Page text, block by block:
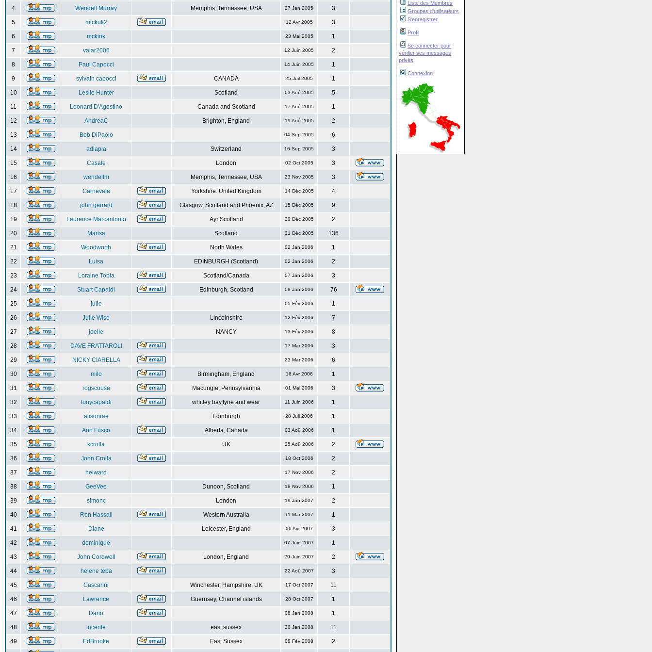
Liste des Membres
Groupes d'utilisateurs
S'enregistrer
Profil
Se connecter pour
vérifier ses messages
privés
Connexion
4 Wendell Murray Memphis, Tennessee, USA 27 Jan 2005 3
5 mickuk2 12 Avr 2005 3
6 mckink 23 Mai 2005 1
7 valar2006 12 Juin 2005 2
8 Paul Capocci 14 Juin 2005 1
9 sylvain capocci CANADA 25 Juil 2005 1
10 Leslie Hunter Scotland 03 Aoû 2005 5
11 Leonard D'Agostino Canada and Scotland 17 Aoû 2005 1
12 AndreaC Brighton, England 19 Aoû 2005 2
13 Bob DiPaolo 04 Sep 2005 6
14 adiapia Switzerland 16 Sep 2005 3
15 Casale London 02 Oct 2005 3
16 wendellm Memphis, Tennessee, USA 23 Nov 2005 3
17 Carnevale Yorkshire. United Kingdom 14 Déc 2005 4
18 john gerrard Glasgow, Scotland and Phoenix, AZ 15 Déc 2005 9
19 Laurence Marcantonio Ayr Scotland 30 Déc 2005 2
20 Marisa Scotland 31 Déc 2005 136
21 Woodworth North Wales 02 Jan 2006 1
22 Luisa EDINBURGH (Scotland) 02 Jan 2006 2
23 Loraine Tobia Scotland/Canada 07 Jan 2006 3
24 Stuart Capaldi Edinburgh, Scotland 08 Jan 2006 76
25 julie 05 Fév 2006 1
26 Julie Wise Lincolnshire 12 Fév 2006 7
27 joelle NANCY 13 Fév 2006 8
28 DAVE FRATTAROLI 17 Mar 2006 3
29 NICKY CIARELLA 23 Mar 2006 6
30 milo Birmingham, England 16 Avr 2006 1
31 rogscouse Macungie, Pennsylvannia 01 Mai 2006 3
32 tonycapaldi whitley bay,tyne and wear 11 Juin 2006 1
33 alisonrae Edinburgh 28 Juil 2006 1
34 Ann Fusco Alberta, Canada 03 Aoû 2006 1
35 kcrolla UK 25 Aoû 2006 2
36 John Crolla 18 Oct 2006 2
37 helward 17 Nov 2006 2
38 GeeVee Dunoon, Scotland 18 Nov 2006 1
39 simonc London 19 Jan 2007 2
40 Ron Hassall Western Australia 11 Mar 2007 1
41 Diane Leicester, England 06 Avr 2007 3
42 dominique 07 Juin 2007 1
43 John Cordwell London, England 29 Juin 2007 2
44 helene teba 22 Aoû 2007 3
45 Cascarini Winchester, Hampshire, UK 17 Oct 2007 11
46 Lawrence Guernsey, Channel islands 28 Oct 2007 1
47 Dario 08 Jan 2008 1
48 lucente east sussex 30 Jan 2008 11
49 EdBrooke East Sussex 08 Fév 2008 2